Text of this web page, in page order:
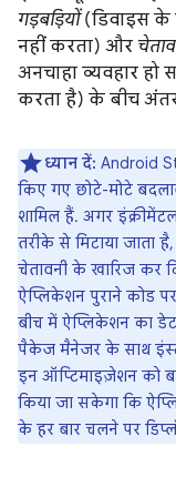
गड़बड़ियों(डिवाइस के
नहीं करता) और
अनचाहा व्यवहार
करता है) के बीच
ध्यान दें: Android
किए गए छोटे-मोटे
शामिल हैं. अगर
तरीके से मिटाया जाता
चेतावनी के खारिज कर
ऐप्लिकेशन पुराने कोड
बीच में ऐप्लिकेशन का
पैकेज मैनेजर के साथ
इन ऑप्टिमाइज़ेशन को
किया जा सकेगा कि
के हर बार चलने पर